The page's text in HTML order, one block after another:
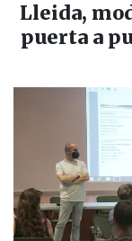
Lleida,
puerta a